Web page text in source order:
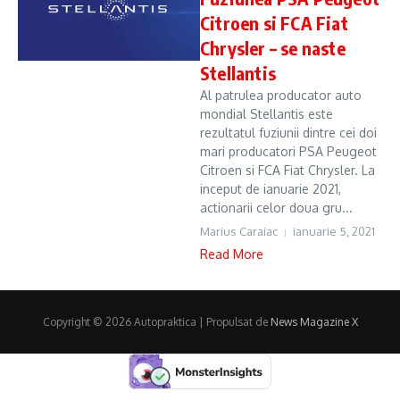
Citroen si FCA Fiat
Chrysler – se naste
Stellantis
Al patrulea producator auto
mondial Stellantis este
rezultatul fuziunii dintre cei doi
mari producatori PSA Peugeot
Citroen si FCA Fiat Chrysler. La
inceput de ianuarie 2021,
actionarii celor doua gru...
Marius Caraiac ianuarie 5, 2021
Read More
Copyright © 2026 Autopraktica | Propulsat de News Magazine X